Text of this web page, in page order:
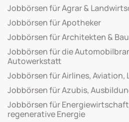
Jobbörsen für Agrar &
Jobbörsen für Apotheker
Jobbörsen für Architekten &
Jobbörsen für die
Autowerkstatt
Jobbörsen für Airlines, Aviation,
Jobbörsen für Azubis,
Jobbörsen für Energiewirtschaft
regenerative Energie